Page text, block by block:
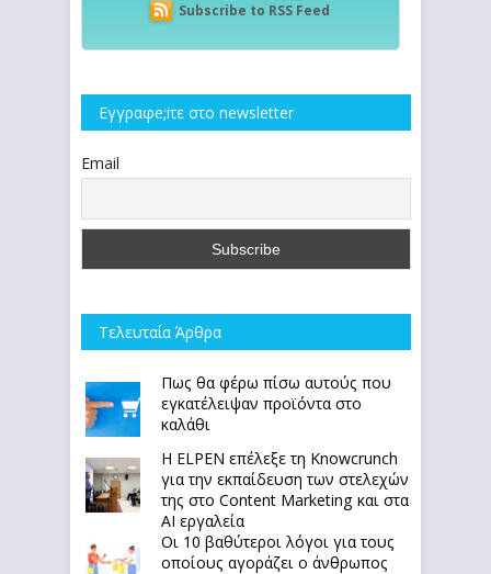
Subscribe to RSS Feed
Εγγραφe;iτε στο newsletter
Email
Τελευταία Άρθρα
Πως θα φέρω πίσω αυτούς που
εγκατέλειψαν προϊόντα στο
καλάθι
Η ELPEN επέλεξε τη Knowcrunch
για την εκπαίδευση των στελεχών
της στο Content Marketing και στα
AI εργαλεία
Οι 10 βαθύτεροι λόγοι για τους
οποίους αγοράζει ο άνθρωπος